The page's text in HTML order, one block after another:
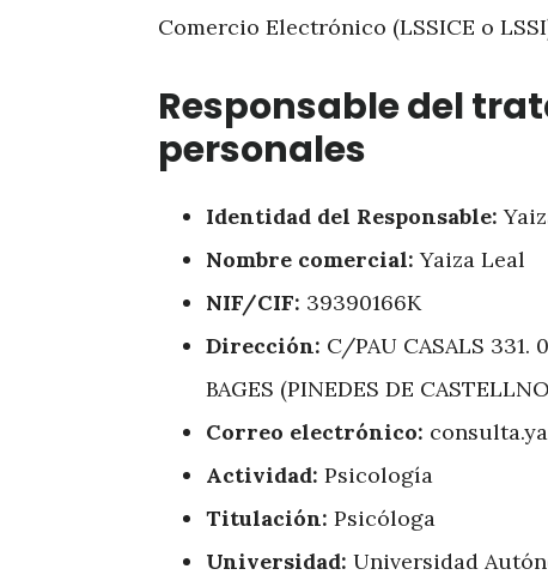
Comercio Electrónico (LSSICE o
Responsable del
personales
Identidad del Responsable:
Nombre comercial: Yaiza Leal
NIF/CIF: 39390166K
Dirección: C/PAU CASALS 331.
BAGES (PINEDES DE
Correo electrónico:
Actividad: Psicología
Titulación: Psicóloga
Universidad: Universidad